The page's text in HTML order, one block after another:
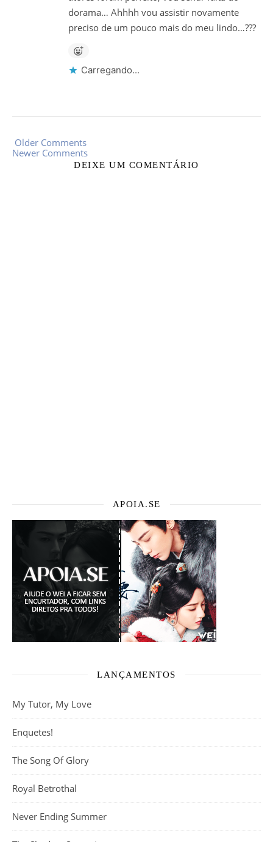
dorama… Ahhhh vou assistir novamente
preciso de um pouco mais do meu lindo…???
Carregando...
Older Comments
Newer Comments
DEIXE UM COMENTÁRIO
APOIA.SE
LANÇAMENTOS
My Tutor, My Love
Enquetes!
The Song Of Glory
Royal Betrothal
Never Ending Summer